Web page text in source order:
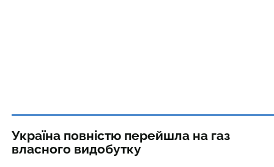
Україна повністю перейшла на газ
власного видобутку